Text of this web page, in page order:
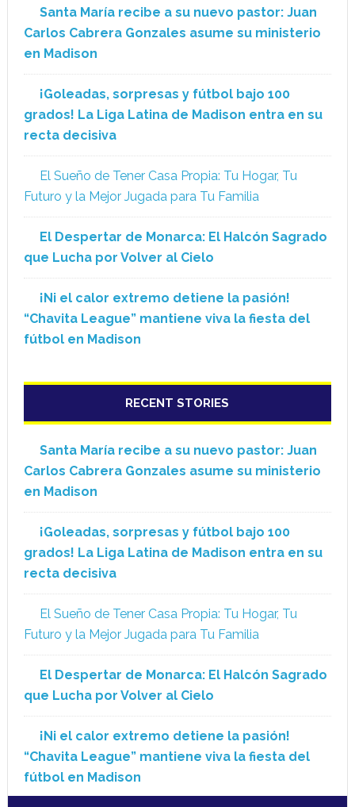
Santa María recibe a su nuevo pastor: Juan
Carlos Cabrera Gonzales asume su ministerio
en Madison
¡Goleadas, sorpresas y fútbol bajo 100
grados! La Liga Latina de Madison entra en su
recta decisiva
El Sueño de Tener Casa Propia: Tu Hogar, Tu
Futuro y la Mejor Jugada para Tu Familia
El Despertar de Monarca: El Halcón Sagrado
que Lucha por Volver al Cielo
¡Ni el calor extremo detiene la pasión!
“Chavita League” mantiene viva la fiesta del
fútbol en Madison
RECENT STORIES
Santa María recibe a su nuevo pastor: Juan
Carlos Cabrera Gonzales asume su ministerio
en Madison
¡Goleadas, sorpresas y fútbol bajo 100
grados! La Liga Latina de Madison entra en su
recta decisiva
El Sueño de Tener Casa Propia: Tu Hogar, Tu
Futuro y la Mejor Jugada para Tu Familia
El Despertar de Monarca: El Halcón Sagrado
que Lucha por Volver al Cielo
¡Ni el calor extremo detiene la pasión!
“Chavita League” mantiene viva la fiesta del
fútbol en Madison